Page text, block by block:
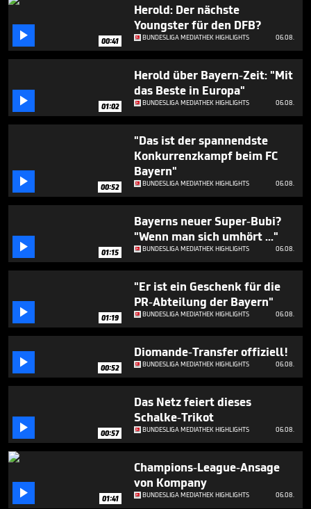
36
 00:41
Herold: Der nächste
Youngster für den DFB?
BUNDESLIGA MEDIATHEK HIGHLIGHTS 06.08.
 01:02
Herold über Bayern-Zeit: "Mit
das Beste in Europa"
BUNDESLIGA MEDIATHEK HIGHLIGHTS 06.08.
 00:52
"Das ist der spannendste
Konkurrenzkampf beim FC
Bayern"
BUNDESLIGA MEDIATHEK HIGHLIGHTS 06.08.
 01:15
Bayerns neuer Super-Bubi?
"Wenn man sich umhört ..."
BUNDESLIGA MEDIATHEK HIGHLIGHTS 06.08.
 01:19
"Er ist ein Geschenk für die
PR-Abteilung der Bayern"
BUNDESLIGA MEDIATHEK HIGHLIGHTS 06.08.
 00:52
Diomande-Transfer offiziell!
BUNDESLIGA MEDIATHEK HIGHLIGHTS 06.08.
 00:57
Das Netz feiert dieses
Schalke-Trikot
BUNDESLIGA MEDIATHEK HIGHLIGHTS 06.08.
 01:41
Champions-League-Ansage
von Kompany
BUNDESLIGA MEDIATHEK HIGHLIGHTS 06.08.